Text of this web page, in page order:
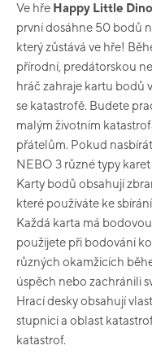
Ve hře Happy Little
první dosáhne 50 bodů
který zůstává ve hře!
přírodní, predátorskou
hráč zahraje kartu bodů
se katastrofě. Budete
malým životním
přátelům. Pokud
NEBO 3 různé typy
Karty bodů obsahují
které používáte ke
Každá karta má
použijete při bodování
různých okamžicích
úspěch nebo zachránili
Hrací desky obsahují
stupnici a oblast
katastrof.